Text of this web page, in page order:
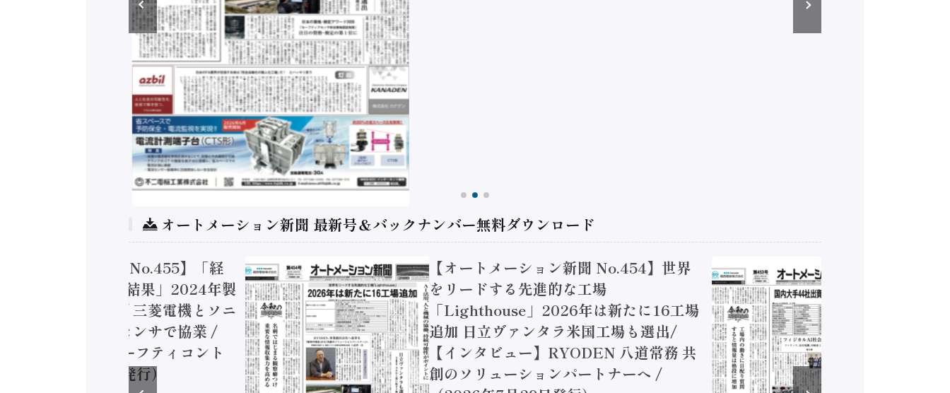
オートメーション新聞 最新号＆バックナンバー無料ダウンロード
トメーション新聞 No.455】「経
実態調査二次集計結果」2024年製
加価値額86兆円 / 三菱電機とソニ
コン AIビジョンセンサで協業 /
安全に動かすセーフティコント
（2026年8月5日発行）
【オートメーション新聞 No.454】世界
をリードする先進的な工場
「Lighthouse」2026年は新たに16工場
追加 日立ヴァンタラ米国工場も選出/
【インタビュー】RYODEN 八道常務 共
創のソリューションパートナーへ /